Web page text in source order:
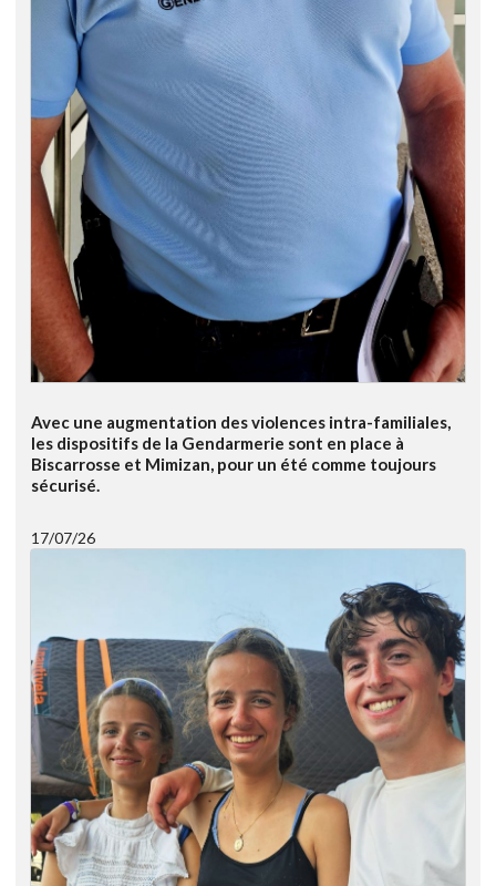
Avec une augmentation des violences intra-familiales,
les dispositifs de la Gendarmerie sont en place à
Biscarrosse et Mimizan, pour un été comme toujours
sécurisé.
17/07/26